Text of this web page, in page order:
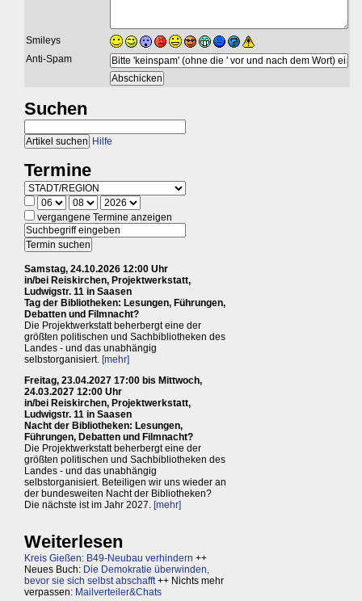
Smileys
Anti-Spam
Suchen
Hilfe
Termine
vergangene Termine anzeigen
Samstag, 24.10.2026 12:00 Uhr
in/bei Reiskirchen, Projektwerkstatt,
Ludwigstr. 11 in Saasen
Tag der Bibliotheken: Lesungen, Führungen,
Debatten und Filmnacht?
Die Projektwerkstatt beherbergt eine der
größten politischen und Sachbibliotheken des
Landes - und das unabhängig
selbstorganisiert. [mehr]
Freitag, 23.04.2027 17:00 bis Mittwoch,
24.03.2027 12:00 Uhr
in/bei Reiskirchen, Projektwerkstatt,
Ludwigstr. 11 in Saasen
Nacht der Bibliotheken: Lesungen,
Führungen, Debatten und Filmnacht?
Die Projektwerkstatt beherbergt eine der
größten politischen und Sachbibliotheken des
Landes - und das unabhängig
selbstorganisiert. Beteiligen wir uns wieder an
der bundesweiten Nacht der Bibliotheken?
Die nächste ist im Jahr 2027. [mehr]
Weiterlesen
Kreis Gießen: B49-Neubau verhindern ++
Neues Buch: Die Demokratie überwinden,
bevor sie sich selbst abschafft++ Nichts mehr
verpassen: Mailverteiler&Chats